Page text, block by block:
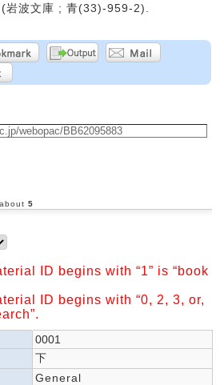
波文庫 ; 青(33)-959-2).
5
ID begins with “1” is “book
ID begins with “0, 2, 3, or,
0001
下
General